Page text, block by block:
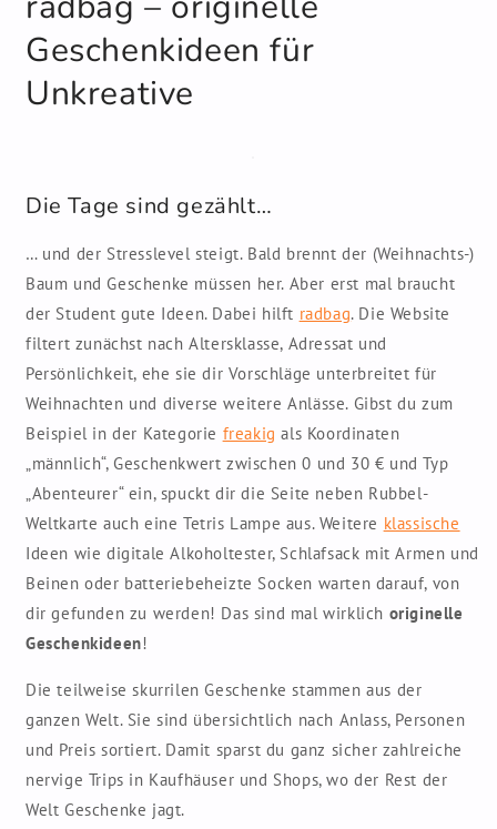
öffnen
Geschenkideen für
Unkreative
Die Tage sind gezählt…
… und der Stresslevel steigt. Bald brennt der (Weihnachts-)
Baum und Geschenke müssen her. Aber erst mal braucht
der Student gute Ideen. Dabei hilft radbag. Die Website
filtert zunächst nach Altersklasse, Adressat und
Persönlichkeit, ehe sie dir Vorschläge unterbreitet für
Weihnachten und diverse weitere Anlässe. Gibst du zum
Beispiel in der Kategorie freakig als Koordinaten
„männlich“, Geschenkwert zwischen 0 und 30 € und Typ
„Abenteurer“ ein, spuckt dir die Seite neben Rubbel-
Weltkarte auch eine Tetris Lampe aus. Weitere klassische
Ideen wie digitale Alkoholtester, Schlafsack mit Armen und
Beinen oder batteriebeheizte Socken warten darauf, von
dir gefunden zu werden! Das sind mal wirklich originelle
Geschenkideen!
Die teilweise skurrilen Geschenke stammen aus der
ganzen Welt. Sie sind übersichtlich nach Anlass, Personen
und Preis sortiert. Damit sparst du ganz sicher zahlreiche
nervige Trips in Kaufhäuser und Shops, wo der Rest der
Welt Geschenke jagt.